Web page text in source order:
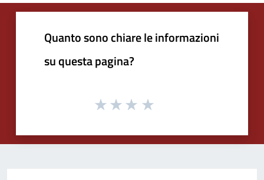
Quanto sono chiare le informazioni
su questa pagina?